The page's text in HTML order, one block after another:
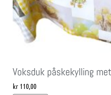
Voksduk påskekylling
kr 110,00